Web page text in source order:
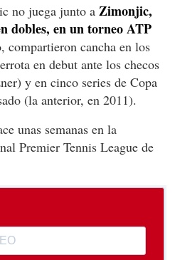
no juega junto a Zimonjic,
dobles, en un torneo ATP
compartieron cancha en los
en debut ante los checos
y en cinco series de Copa
(la anterior, en 2011).
unas semanas en la
Premier Tennis League de